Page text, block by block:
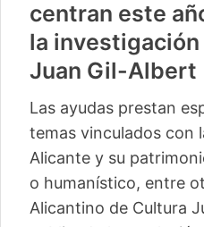
centran este
la
Juan Gil-Albert
Las ayudas prestan
temas vinculados con
Alicante y su
o humanístico, entre
Alicantino de Cultura